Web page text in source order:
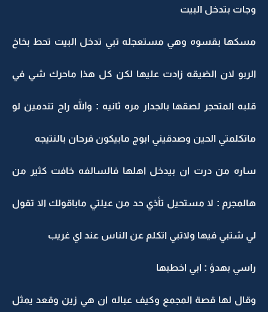
وجات بتدخل البيت
مسكها بقسوه وهي مستعجله تبي تدخل البيت تحط بخاخ
الربو لان الضيقه زادت عليها لكن كل هذا ماحرك شي في
قلبه المتحجر لصقها بالجدار مره ثانيه : والله راح تندمين لو
ماتكلمتي الحين وصدقيني ابوج مابيكون فرحان بالنتيجه
ساره من درت ان بيدخل اهلها فالسالفه خافت كثير من
هالمجرم : لا مستحيل تأذي حد من عيلتي ماباقولك الا تقول
لي شتبي فيها ولاتبي اتكلم عن الناس عند اي غريب
راسي بهدؤ : ابي اخطبها
وقال لها قصة المجمع وكيف عباله ان هي زين وقعد يمثل